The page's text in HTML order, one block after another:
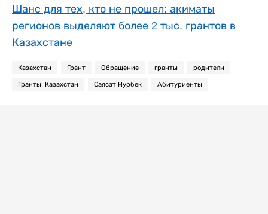
Шанс для тех, кто не прошел: акиматы
регионов выделяют более 2 тыс. грантов в
Казахстане
Казахстан Грант Обращение гранты родители
Гранты. Казахстан Саясат Нурбек Абитуриенты